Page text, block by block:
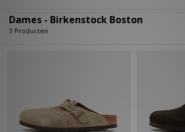
Dames - Birkenstock Boston
3 Producten